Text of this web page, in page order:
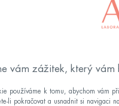
se často spálí, ale
olej, sprej. Najděte
vám zážitek, který vám
používáme k tomu, abychom vám
li pokračovat a usnadnit si navigaci